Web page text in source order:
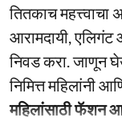
तितकाच
आरामदायी,
निवड करा. जाणून
निमित्त महिलांनी
महिलांसाठी फॅशन